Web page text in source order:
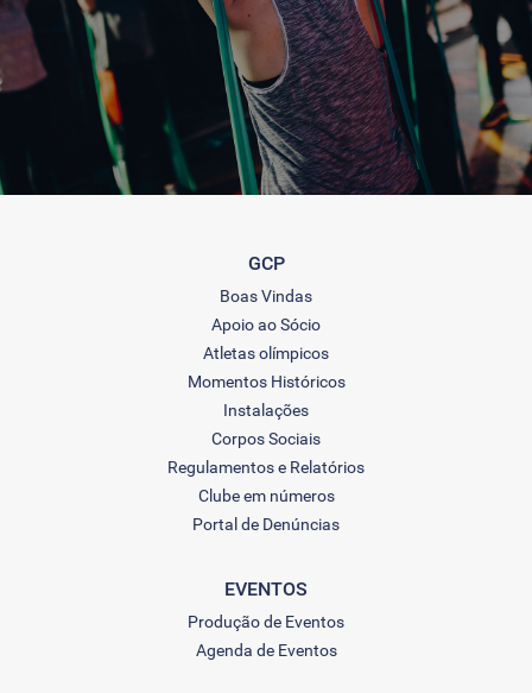
GCP
Boas Vindas
Apoio ao Sócio
Atletas olímpicos
Momentos Históricos
Instalações
Corpos Sociais
Regulamentos e Relatórios
Clube em números
Portal de Denúncias
EVENTOS
Produção de Eventos
Agenda de Eventos